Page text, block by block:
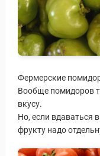
Фермерские
Вообще помидоров
вкусу.
Но, если вдаваться
фрукту надо